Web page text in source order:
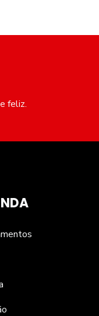
feliz.